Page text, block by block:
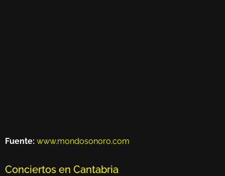
Fuente: www.mondosonoro.com
Conciertos en Cantabria